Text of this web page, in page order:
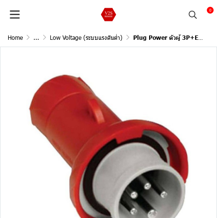
0
Home ... Low Voltage (ระบบแรงดันต่ำ) Plug Power ตัวผู้ 3P+E+N 400V 16A (กันน้ำ) IP67